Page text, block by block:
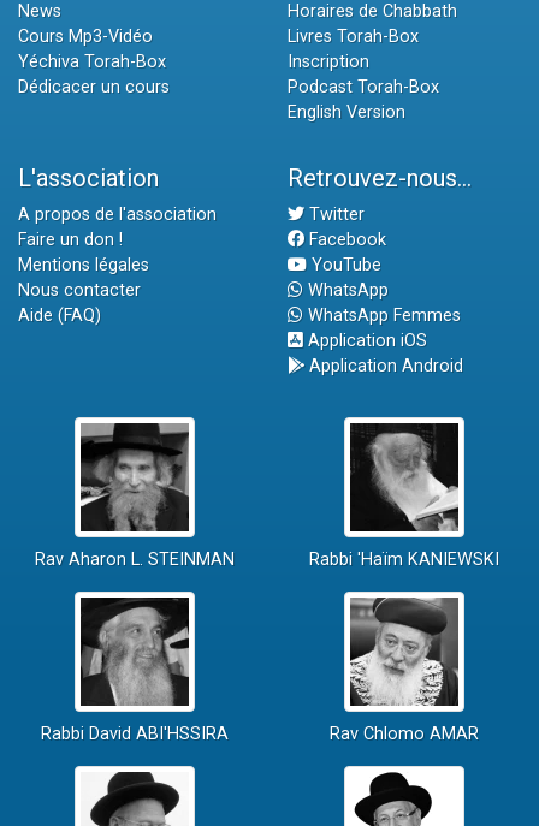
News
Cours Mp3-Vidéo
Yéchiva Torah-Box
Dédicacer un cours
Horaires de Chabbath
Livres Torah-Box
Inscription
Podcast Torah-Box
English Version
L'association
A propos de l'association
Faire un don !
Mentions légales
Nous contacter
Aide (FAQ)
Retrouvez-nous...
Twitter
Facebook
YouTube
WhatsApp
WhatsApp Femmes
Application iOS
Application Android
Rav Aharon L. STEINMAN Rabbi 'Haïm KANIEWSKI
Rabbi David ABI'HSSIRA Rav Chlomo AMAR